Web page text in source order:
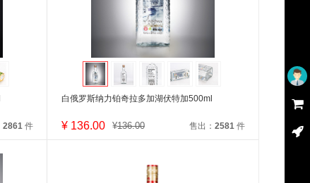
未登录
2861件
白俄罗斯纳力铂奇拉多加湖伏特加500ml
¥136.00 ¥136.00 售出： 2581件